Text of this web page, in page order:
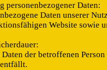
personenbezogener Daten:
Daten unserer
Website sowie
der betroffenen